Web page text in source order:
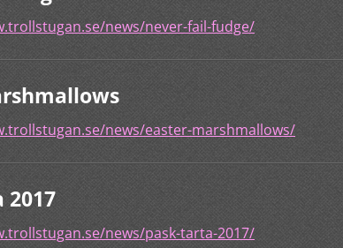
news/never-fail-fudge/
news/easter-marshmallows/
2017
news/pask-tarta-2017/